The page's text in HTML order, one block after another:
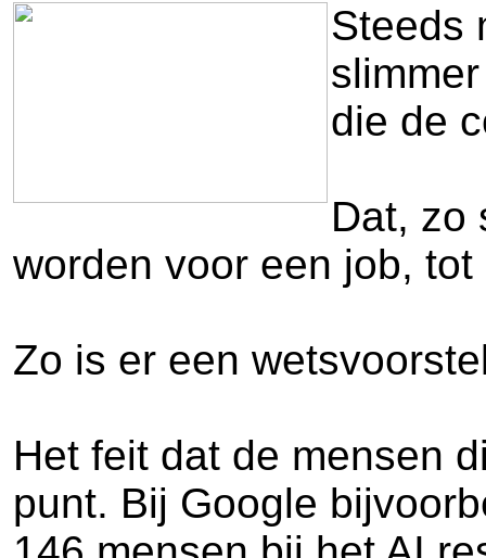
Steeds
die de
Dat, zo
worden voor een job,
Zo is er een
Het feit dat de mensen
punt. Bij Google